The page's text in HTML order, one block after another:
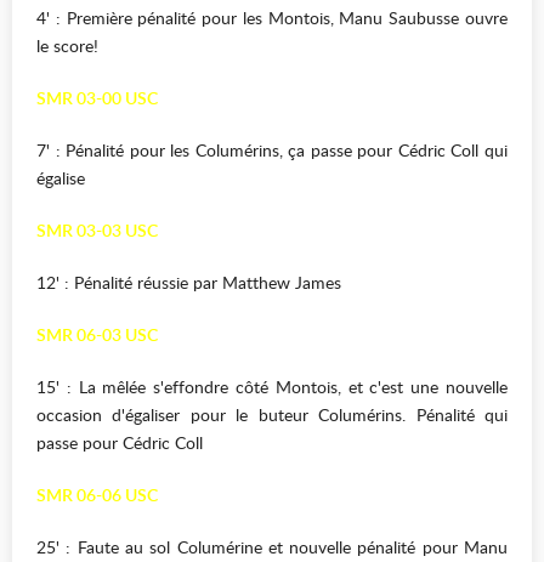
4' : Première pénalité pour les Montois, Manu Saubusse ouvre
le score!
SMR 03-00 USC
7' : Pénalité pour les Columérins, ça passe pour Cédric Coll qui
égalise
SMR 03-03 USC
12' : Pénalité réussie par Matthew James
SMR 06-03 USC
15' : La mêlée s'effondre côté Montois, et c'est une nouvelle
occasion d'égaliser pour le buteur Columérins. Pénalité qui
passe pour Cédric Coll
SMR 06-06 USC
25' : Faute au sol Columérine et nouvelle pénalité pour Manu